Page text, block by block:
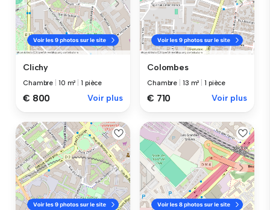
Clichy
Chambre 10 m² |1 pièce
€ 800 Voir plus
Colombes
Chambre 13 m² |1 pièce
€ 710 Voir plus